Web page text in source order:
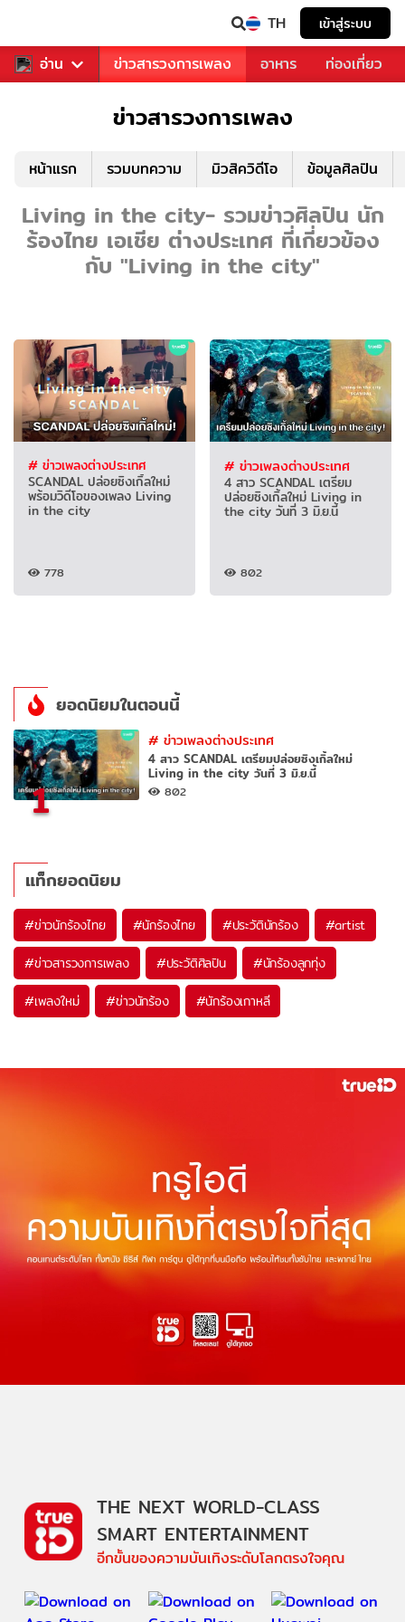
TH เข้าสู่ระบบ
อ่าน
ข่าวบันเทิง ข่าวสารวงการเพลง อาหาร ท่องเที่ยว
ข่าวสารวงการเพลง
หน้าแรก รวมบทความ มิวสิควิดีโอ ข้อมูลศิลปิน
Living in the city- รวมข่าวศิลปิน นัก
ร้องไทย เอเชีย ต่างประเทศ ที่เกี่ยวข้อง
กับ "Living in the city"
# ข่าวเพลงต่างประเทศ
SCANDAL ปล่อยซิงเกิ้ลใหม่
พร้อมวิดีโอของเพลง Living
in the city
778
# ข่าวเพลงต่างประเทศ
4 สาว SCANDAL เตรียม
ปล่อยซิงเกิ้ลใหม่ Living in
the city วันที่ 3 มิ.ย.นี้
802
ยอดนิยมในตอนนี้
1
#ข่าวเพลงต่างประเทศ
4 สาว SCANDAL เตรียมปล่อยซิงเกิ้ลใหม่
Living in the city วันที่ 3 มิ.ย.นี้
802
แท็กยอดนิยม
#ข่าวนักร้องไทย #นักร้องไทย #ประวัตินักร้อง #artist
#ข่าวสารวงการเพลง #ประวัติศิลปิน #นักร้องลูกทุ่ง
#เพลงใหม่ #ข่าวนักร้อง #นักร้องเกาหลี
THE NEXT WORLD-CLASS
SMART ENTERTAINMENT
อีกขั้นของความบันเทิงระดับโลกตรงใจคุณ